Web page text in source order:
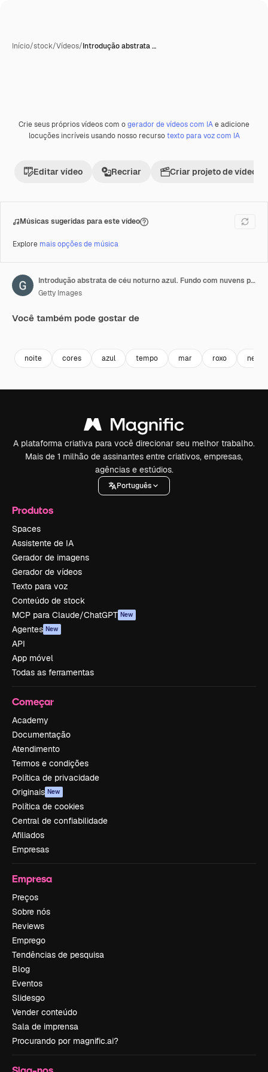
Início/stock/Vídeos/Introdução abstrata …
Premium
Crie seus próprios vídeos com ogerador de vídeos com IAe adicione
locuções incríveis usando nosso recursotexto para voz com IA
Editar vídeo Recriar Criar projeto de vídeo
Músicas sugeridas para este vídeo
Explore mais opções de música
Introdução abstrata de céu noturno azul. Fundo com nuvens para eventos digitais, rede, festa
Getty Images
Você também pode gostar de
noite cores azul tempo mar roxo
A plataforma criativa para você direcionar seu melhor trabalho.
Mais de 1 milhão de assinantes entre criativos, empresas,
agências e estúdios.
Português
Produtos
Spaces
Assistente de IA
Gerador de imagens
Gerador de vídeos
Texto para voz
Conteúdo de stock
MCP para Claude/ChatGPT New
Agentes New
API
App móvel
Todas as ferramentas
Começar
Academy
Documentação
Atendimento
Termos e condições
Política de privacidade
Originais New
Política de cookies
Central de confiabilidade
Afiliados
Empresas
Empresa
Preços
Sobre nós
Reviews
Emprego
Tendências de pesquisa
Blog
Eventos
Slidesgo
Vender conteúdo
Sala de imprensa
Procurando por magnific.ai?